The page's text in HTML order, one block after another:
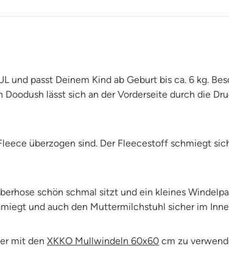
und passt Deinem Kind ab Geburt bis ca. 6 kg.
lässt sich an der Vorderseite durch die
überzogen sind. Der Fleecestoff schmiegt
schön schmal sitzt und ein kleines
und auch den Muttermilchstuhl sicher im
mit den XKKO Mullwindeln 60x60 cm zu